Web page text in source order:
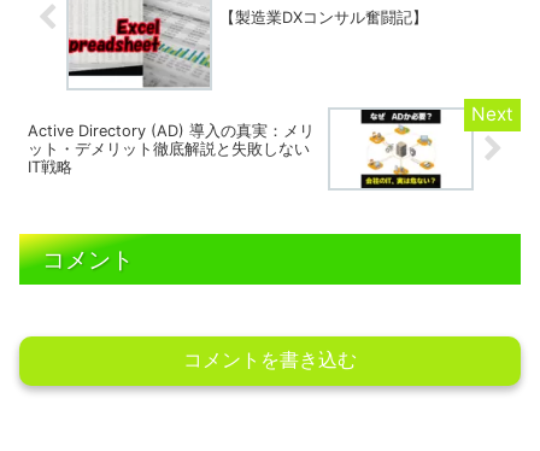
【製造業DXコンサル奮闘記】
Active Directory (AD) 導入の真実：メリ
ット・デメリット徹底解説と失敗しない
IT戦略
コメント
コメントを書き込む